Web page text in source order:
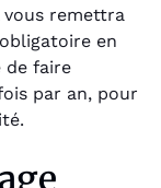
remettra
en
de faire
par an, pour